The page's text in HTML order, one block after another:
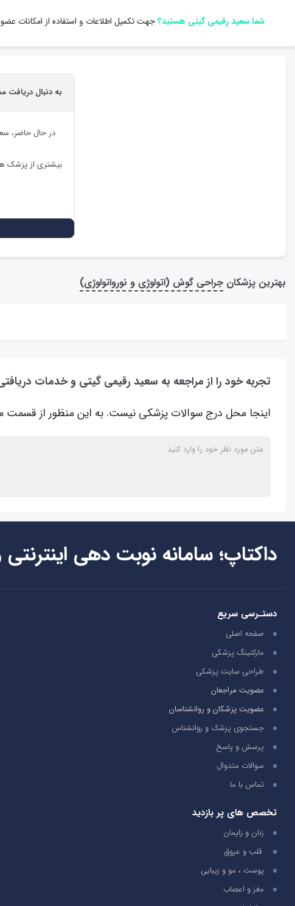
شما سعید رقیمی گیتی هستید؟جهت تکمیل اطلاعات و استفاده از امکانات
به دنبال دریافت
در حال حاضر،
بیشتری از پزشک
بهترین پزشکان جراحی گوش (اتولوژی و نورواتولوژی)
تجربه خود را از مراجعه به سعید رقیمی گیتی و خدمات
اینجا محل درج سوالات پزشکی نیست. به این منظور از قسمت
داکتاپ؛ سامانه نوبت دهی
دستـرسی سریع
صفحه اصلی
مارکتینگ پزشکی
طراحی سایت پزشکی
عضویت مراجعان
عضویت پزشکان و روانشناسان
جستجوی پزشک و روانشناس
پرسش و پاسخ
سوالات متدوال
تماس با ما
تخصص های پر بازدید
زنان و زایمان
قلب و عروق
پوست ، مو و زیبایی
مغز و اعصاب